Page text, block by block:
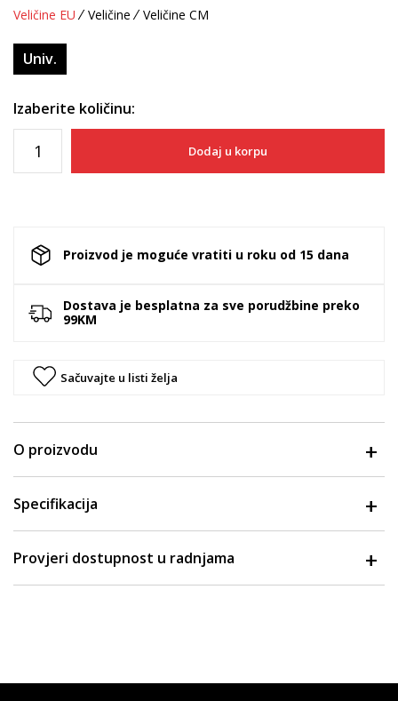
Veličine EU Veličine Veličine CM
Univ.
Izaberite količinu:
Dodaj u korpu
Proizvod je moguće vratiti u roku od 15 dana
Dostava je besplatna za sve porudžbine preko
99KM
Sačuvajte u listi želja
O proizvodu
Specifikacija
Provjeri dostupnost u radnjama